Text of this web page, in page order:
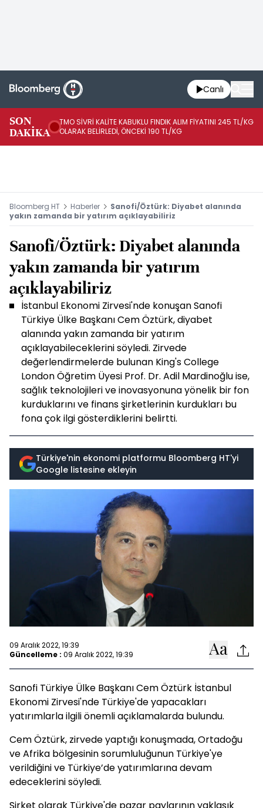
Canlı
SON
DAKİKA
TMO SİVRİ KALİTE KABUKLU FINDIK ALIM FİYATINI 245 TL/KG
OLARAK BELİRLEDİ, ÖNCEKİ 190 TL/KG
Bloomberg HT Haberler
Sanofi/Öztürk: Diyabet alanında
yakın zamanda bir yatırım açıklayabiliriz
Sanofi/Öztürk: Diyabet alanında
yakın zamanda bir yatırım
açıklayabiliriz
İstanbul Ekonomi Zirvesi'nde konuşan Sanofi
Türkiye Ülke Başkanı Cem Öztürk, diyabet
alanında yakın zamanda bir yatırım
açıklayabileceklerini söyledi. Zirvede
değerlendirmelerde bulunan King's College
London Öğretim Üyesi Prof. Dr. Adil Mardinoğlu ise,
sağlık teknolojileri ve inovasyonuna yönelik bir fon
kurduklarını ve finans şirketlerinin kurdukları bu
fona çok ilgi gösterdiklerini belirtti.
Türkiye'nin ekonomi platformu Bloomberg HT'yi
Google listesine ekleyin
09 Aralık 2022, 19:39
Güncelleme : 09 Aralık 2022, 19:39
Sanofi Türkiye Ülke Başkanı Cem Öztürk İstanbul
Ekonomi Zirvesi'nde Türkiye'de yapacakları
yatırımlarla ilgili önemli açıklamalarda bulundu.
Cem Öztürk, zirvede yaptığı konuşmada, Ortadoğu
ve Afrika bölgesinin sorumluluğunun Türkiye'ye
verildiğini ve Türkiye’de yatırımlarına devam
edeceklerini söyledi.